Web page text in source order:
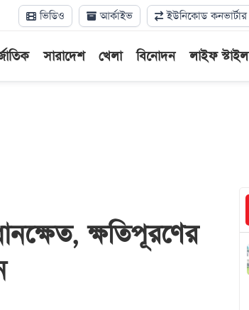
ভিডিও আর্কাইভ ইউনিকোড কনভার্টার
সারাদেশ খেলা বিনোদন লাইফ স্টাইল
ক্ষতিপূরণের